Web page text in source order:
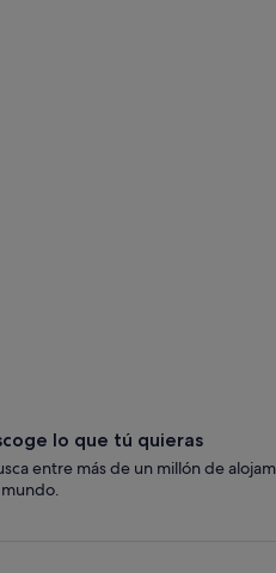
lo que tú quieras
entre más de un millón de